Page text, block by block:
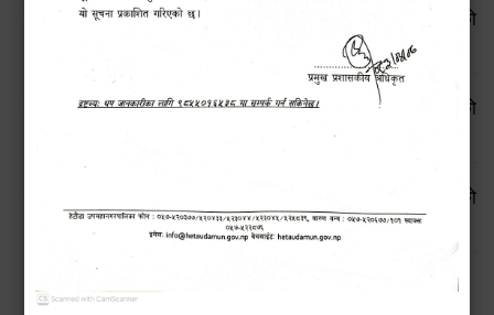
सूचनाको हक सम्बन्धी ऐन, २०६४ बमोजिमको स्वतः प्रकाशन गरिएको
आ.व. २०८१।८२ को प्रथम त्रैमासिक प्रतिवेदन
सूचनाको हक सम्बन्धी ऐन, २०६४ बमोजिमको स्वतः प्रकाशन गरिएको
आ.व. २०८०।८१ को चौथो त्रैमासिक प्रतिवेदन
सूचनाको हक सम्बन्धी ऐन, २०६४ बमोजिमको स्वतः प्रकाशन गरिएको
आ.व. २०८०।८१ को तेस्रो त्रैमासिक प्रतिवेदन
Pages